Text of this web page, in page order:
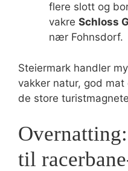
flere slott og
vakre Schloss
nær Fohnsdorf.
Steiermark handler
vakker natur, god mat
de store
til